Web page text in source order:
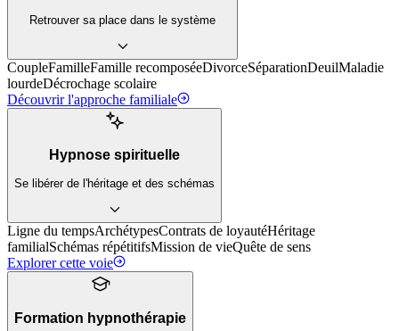
Retrouver sa place dans le système
CoupleFamilleFamille recomposéeDivorceSéparationDeuilMaladie
lourdeDécrochage scolaire
Découvrir l'approche familiale
Hypnose spirituelle
Se libérer de l'héritage et des schémas
Ligne du tempsArchétypesContrats de loyautéHéritage
familialSchémas répétitifsMission de vieQuête de sens
Explorer cette voie
Formation hypnothérapie